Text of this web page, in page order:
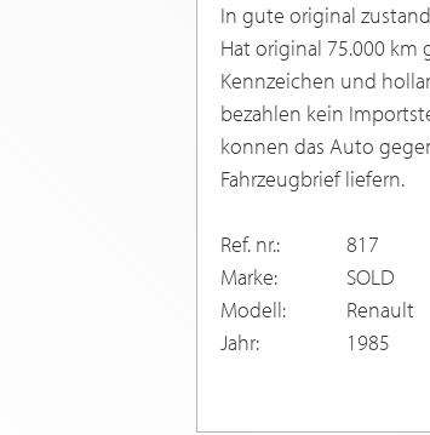
In gute original
Hat original 75.000
Kennzeichen und
bezahlen kein
konnen das Auto
Fahrzeugbrief liefern.
Ref. nr.:
817
Marke:
SOLD
Modell:
Renault
Jahr:
1985